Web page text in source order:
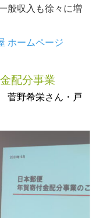
般収入も徐々に増
ホームページ
配分事業
菅野希栄さん・戸